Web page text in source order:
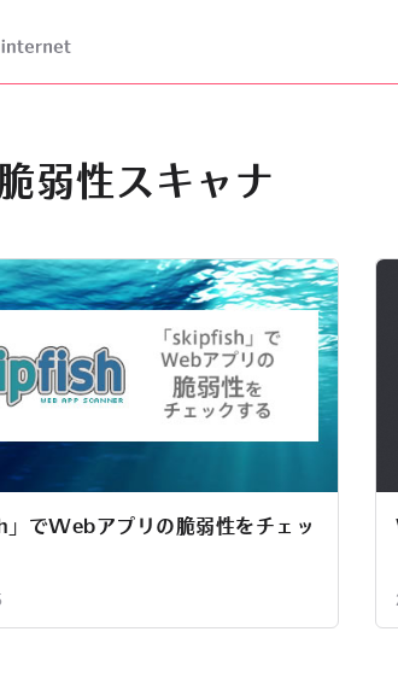
脆弱性スキャナ
」でWebアプリの脆弱性をチェッ